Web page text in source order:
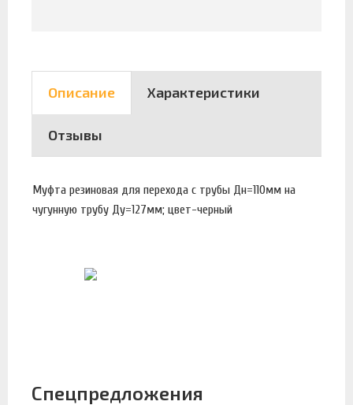
Описание Характеристики
Отзывы
Муфта резиновая для перехода с трубы Дн=110мм на
чугунную трубу Ду=127мм; цвет-черный
Спецпредложения